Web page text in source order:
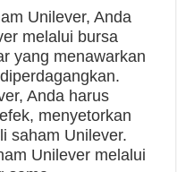
Unilever, Anda
melalui bursa
yang menawarkan
Anda harus
menyetorkan
saham Unilever.
Unilever melalui